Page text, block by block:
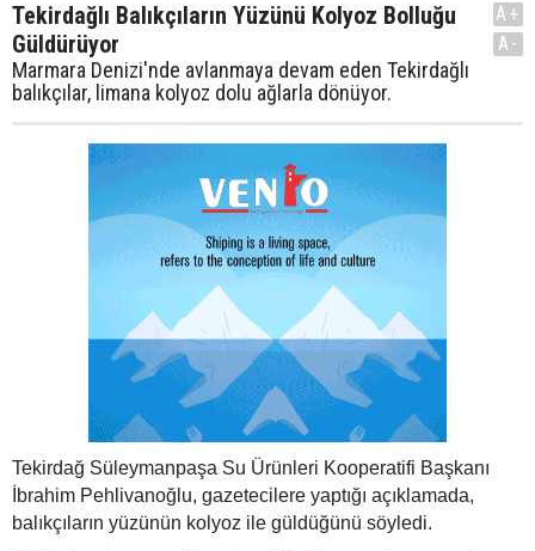
Tekirdağlı Balıkçıların Yüzünü Kolyoz Bolluğu
Güldürüyor
Marmara Denizi'nde avlanmaya devam eden Tekirdağlı
balıkçılar, limana kolyoz dolu ağlarla dönüyor.
A+
A-
Tekirdağ Süleymanpaşa Su Ürünleri Kooperatifi Başkanı
İbrahim Pehlivanoğlu, gazetecilere yaptığı açıklamada,
balıkçıların yüzünün kolyoz ile güldüğünü söyledi.